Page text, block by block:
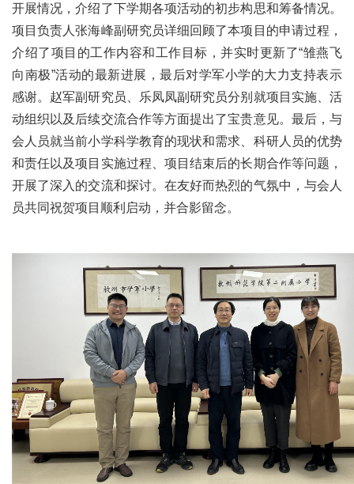
开展情况，介绍了下学期各项活动的初步构思和筹备情况。
项目负责人张海峰副研究员详细回顾了本项目的申请过程，
介绍了项目的工作内容和工作目标，并实时更新了“雏燕飞
向南极”活动的最新进展，最后对学军小学的大力支持表示
感谢。赵军副研究员、乐凤凤副研究员分别就项目实施、活
动组织以及后续交流合作等方面提出了宝贵意见。最后，与
会人员就当前小学科学教育的现状和需求、科研人员的优势
和责任以及项目实施过程、项目结束后的长期合作等问题，
开展了深入的交流和探讨。在友好而热烈的气氛中，与会人
员共同祝贺项目顺利启动，并合影留念。